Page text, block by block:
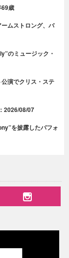
69歳
ムストロング、バ
のミュージック・
演でクリス・ステ
2026/08/07
を披露したパフォ